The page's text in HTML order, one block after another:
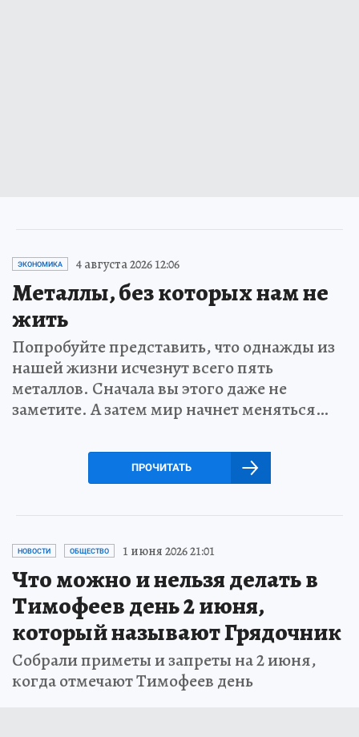
ЭКОНОМИКА 4 августа 2026 12:06
Металлы, без которых нам не
жить
Попробуйте представить, что однажды из
нашей жизни исчезнут всего пять
металлов. Сначала вы этого даже не
заметите. А затем мир начнет меняться…
ПРОЧИТАТЬ
НОВОСТИ ОБЩЕСТВО 1 июня 2026 21:01
Что можно и нельзя делать в
Тимофеев день 2 июня,
который называют Грядочник
Собрали приметы и запреты на 2 июня,
когда отмечают Тимофеев день